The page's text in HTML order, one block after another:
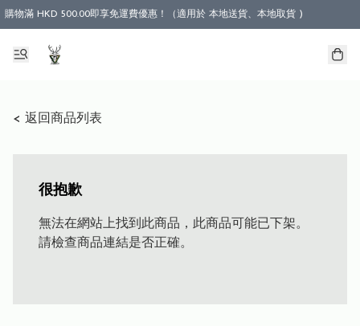
購物滿 HKD 500.00即享免運費優惠！（適用於 本地送貨、本地取貨 )
< 返回商品列表
很抱歉
無法在網站上找到此商品，此商品可能已下架。
請檢查商品連結是否正確。